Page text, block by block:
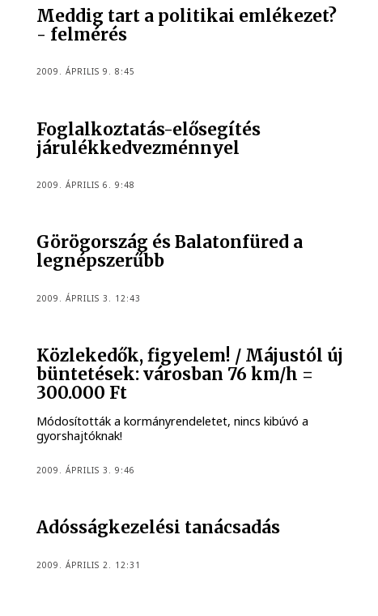
Meddig tart a politikai emlékezet?
- felmérés
2009. ÁPRILIS 9. 8:45
Foglalkoztatás-elősegítés
járulékkedvezménnyel
2009. ÁPRILIS 6. 9:48
Görögország és Balatonfüred a
legnépszerűbb
2009. ÁPRILIS 3. 12:43
Közlekedők, figyelem! / Májustól új
büntetések: városban 76 km/h =
300.000 Ft
Módosították a kormányrendeletet, nincs kibúvó a
gyorshajtóknak!
2009. ÁPRILIS 3. 9:46
Adósságkezelési tanácsadás
2009. ÁPRILIS 2. 12:31